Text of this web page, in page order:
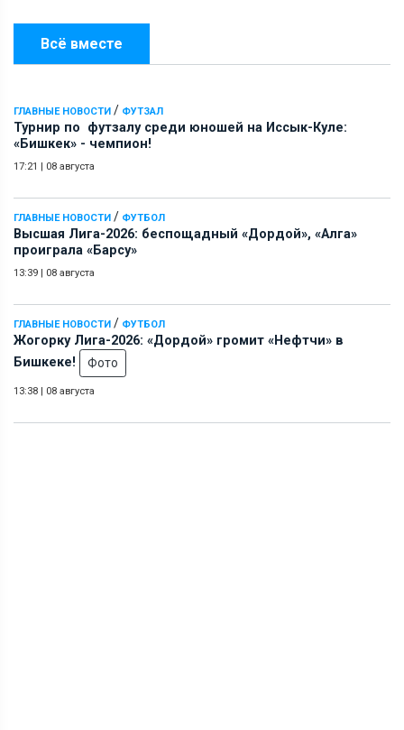
Всё вместе
ГЛАВНЫЕ НОВОСТИ / ФУТЗАЛ
Турнир по футзалу среди юношей на Иссык-Куле:
«Бишкек» - чемпион!
17:21 | 08 августа
ГЛАВНЫЕ НОВОСТИ / ФУТБОЛ
Высшая Лига-2026: беспощадный «Дордой», «Алга»
проиграла «Барсу»
13:39 | 08 августа
ГЛАВНЫЕ НОВОСТИ / ФУТБОЛ
Жогорку Лига-2026: «Дордой» громит «Нефтчи» в
Бишкеке!
Фото
13:38 | 08 августа